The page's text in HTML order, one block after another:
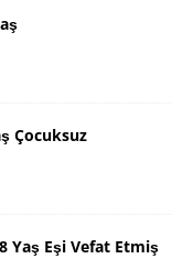
Çocuksuz
Yaş Eşi Vefat Etmiş